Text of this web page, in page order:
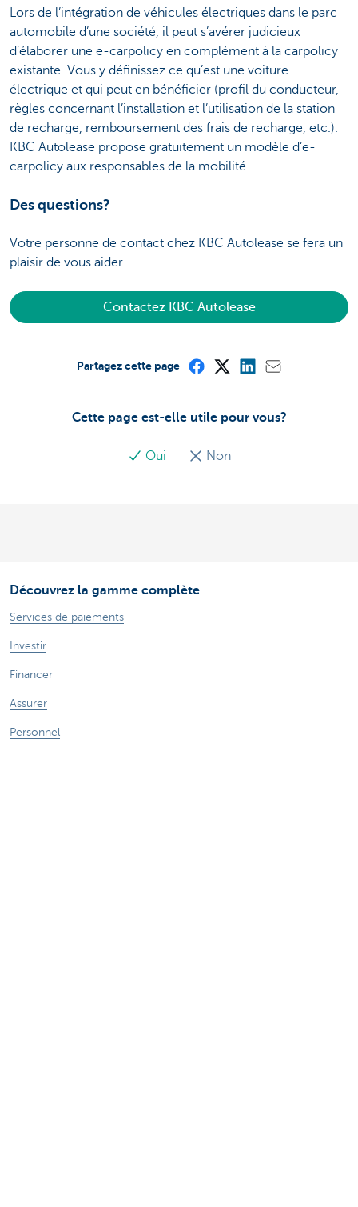
Lors de l’intégration de véhicules électriques dans le parc
automobile d’une société, il peut s’avérer judicieux
d’élaborer une e-carpolicy en complément à la carpolicy
existante. Vous y définissez ce qu’est une voiture
électrique et qui peut en bénéficier (profil du conducteur,
règles concernant l’installation et l’utilisation de la station
de recharge, remboursement des frais de recharge, etc.).
KBC Autolease propose gratuitement un modèle d’e-
carpolicy aux responsables de la mobilité.
Des questions?
Votre personne de contact chez KBC Autolease se fera un
plaisir de vous aider.
Contactez KBC Autolease
Cette page est-elle utile pour vous?
Oui Non
Partagez cette page
Découvrez la gamme complète
Services de paiements
Investir
Financer
Assurer
Personnel